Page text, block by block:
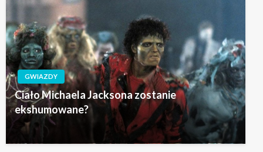
GWIAZDY
Ciało Michaela Jacksona zostanie
ekshumowane?